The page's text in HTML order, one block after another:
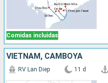
Comidas incluidas
VIETNAM, CAMBOYA
RV Lan Diep 11 d